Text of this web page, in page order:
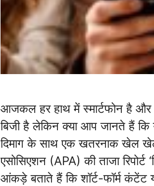
आजकल हर हाथ में स्मार्टफोन है
बिजी है लेकिन क्या आप जानते हैं
दिमाग के साथ एक खतरनाक खेल
एसोसिएशन (APA) की ताजा
आंकड़े बताते हैं कि शॉर्ट-फॉर्म कंटेंट